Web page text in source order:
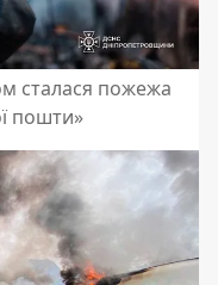
сталася пожежа
пошти»